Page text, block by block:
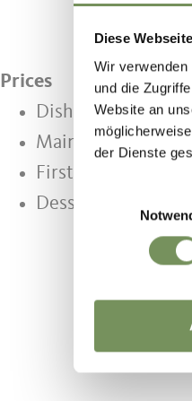
Diese
Wir
und die
Website an
der Dienste
Prices
Dishes 7 - 25 €
Main course 15 -
First course 7 - 12 €
Dessert 5 - 8 €